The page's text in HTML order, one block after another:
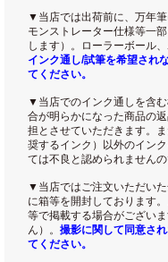
▼当店では出荷前に、万年
モンストレーター仕様等一
します）。ローラーボール
インク通し/試筆を希望され
てください。
▼当店でのインク通しを含
合が明らかになった商品の
担とさせていただきます。
奨するインク）以外のイン
ては不良と認められませんの
▼当店ではご注文いただい
に箱等を開封しております
等で掲載する場合がござい
ん）。 撮影に関して同意さ
てください。